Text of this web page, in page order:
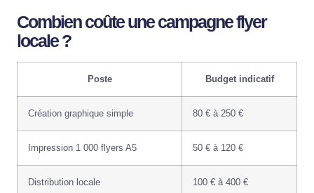
Combien coûte une campagne flyer
locale ?
Poste Budget indicatif
Création graphique simple 80 € à 250 €
Impression 1 000 flyers A5 50 € à 120 €
Distribution locale 100 € à 400 €